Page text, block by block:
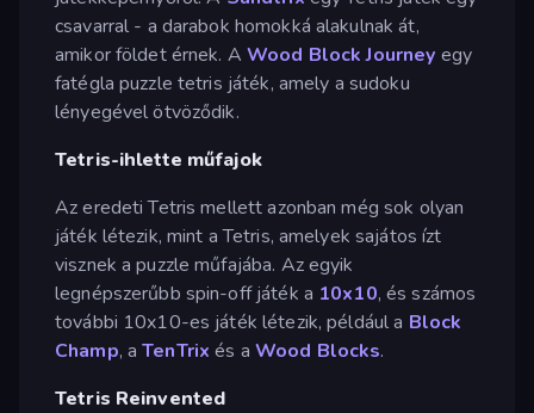
csavarral - a darabok homokká alakulnak át,
amikor földet érnek. AWood Block Journey egy
fatégla puzzle tetris játék, amely a sudoku
lényegével ötvöződik.
Tetris-ihlette műfajok
Az eredeti Tetris mellett azonban még sok olyan
játék létezik, mint a Tetris, amelyek sajátos ízt
visznek a puzzle műfajába. Az egyik
legnépszerűbb spin-off játék a 10x10, és számos
további 10x10-es játék létezik, például a Block
Champ, aTenTrix és a Wood Blocks.
Tetris Reinvented